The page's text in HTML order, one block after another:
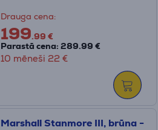
Drauga cena:
199.99 €
Parastā cena: 289.99 €
10 mēneši 22 €
Marshall Stanmore III, brūna -